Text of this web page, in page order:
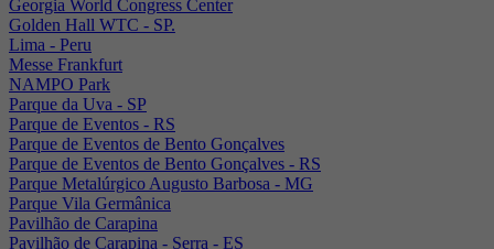
Georgia World Congress Center
Golden Hall WTC - SP.
Lima - Peru
Messe Frankfurt
NAMPO Park
Parque da Uva - SP
Parque de Eventos - RS
Parque de Eventos de Bento Gonçalves
Parque de Eventos de Bento Gonçalves - RS
Parque Metalúrgico Augusto Barbosa - MG
Parque Vila Germânica
Pavilhão de Carapina
Pavilhão de Carapina - Serra - ES